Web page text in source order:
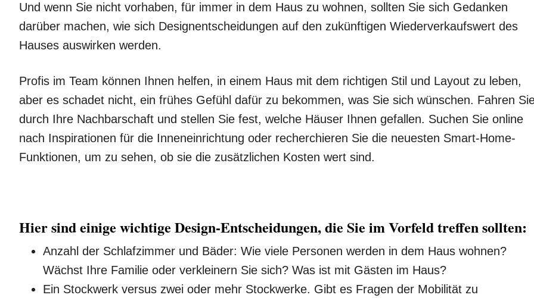
Und wenn Sie nicht vorhaben, für immer in dem Haus zu wohnen, sollten Sie sich Gedanken
darüber machen, wie sich Designentscheidungen auf den zukünftigen Wiederverkaufswert des
Hauses auswirken werden.
Profis im Team können Ihnen helfen, in einem Haus mit dem richtigen Stil und Layout zu leben,
aber es schadet nicht, ein frühes Gefühl dafür zu bekommen, was Sie sich wünschen. Fahren
durch Ihre Nachbarschaft und stellen Sie fest, welche Häuser Ihnen gefallen. Suchen Sie online
nach Inspirationen für die Inneneinrichtung oder recherchieren Sie die neuesten Smart-Home-
Funktionen, um zu sehen, ob sie die zusätzlichen Kosten wert sind.
Hier sind einige wichtige Design-Entscheidungen, die Sie im Vorfeld treffen sollten:
Anzahl der Schlafzimmer und Bäder: Wie viele Personen werden in dem Haus wohnen?
Wächst Ihre Familie oder verkleinern Sie sich? Was ist mit Gästen im Haus?
Ein Stockwerk versus zwei oder mehr Stockwerke. Gibt es Fragen der Mobilität zu